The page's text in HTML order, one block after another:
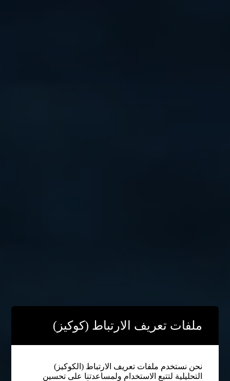
ملفات تعريف الارتباط (كوكيز)
نحن نستخدم ملفات تعريف الارتباط (الكوكيز)
التحليلية لتتبع الاستخدام ولمساعدتنا على تحسين